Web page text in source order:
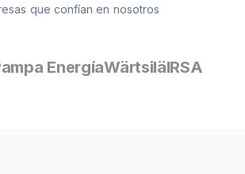
que confían en nosotros
EnergíaWärtsiläIRSA